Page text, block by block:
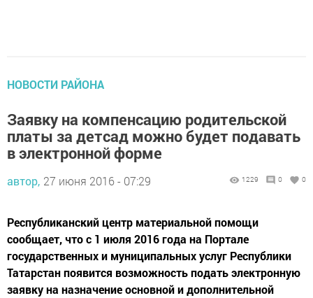
НОВОСТИ РАЙОНА
Заявку на компенсацию родительской
платы за детсад можно будет подавать
в электронной форме
автор, 27 июня 2016 - 07:29 1229 0 0
Республиканский центр материальной помощи
сообщает, что с 1 июля 2016 года на Портале
государственных и муниципальных услуг Республики
Татарстан появится возможность подать электронную
заявку на назначение основной и дополнительной